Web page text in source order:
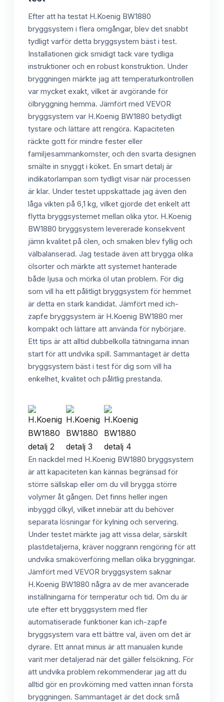
Efter att ha testat H.Koenig BW1880
bryggsystem i flera omgångar, blev det snabbt
tydligt varför detta bryggsystem bäst i test.
Installationen gick smidigt tack vare tydliga
instruktioner och en robust konstruktion. Under
bryggningen märkte jag att temperaturkontrollen
var mycket exakt, vilket är avgörande för
ölbryggning hemma. Jämfört med VEVOR
bryggsystem var H.Koenig BW1880 betydligt
tystare och lättare att rengöra. Kapaciteten
räckte gott för mindre fester eller
familjesammankomster, och den svarta designen
smälte in snyggt i köket. En smart detalj är
indikatorlampan som tydligt visar när processen
är klar. Under testet uppskattade jag även den
låga vikten på 6,1 kg, vilket gjorde det enkelt att
flytta bryggsystemet mellan olika ytor. H.Koenig
BW1880 bryggsystem levererade konsekvent
jämn kvalitet på ölen, och smaken blev fyllig och
välbalanserad. Jag testade även att brygga olika
ölsorter och märkte att systemet hanterade
både ljusa och mörka öl utan problem. För dig
som vill ha ett pålitligt bryggsystem för hemmet
är detta en stark kandidat. Jämfört med ich-
zapfe bryggsystem är H.Koenig BW1880 mer
kompakt och lättare att använda för nybörjare.
Ett tips är att alltid dubbelkolla tätningarna innan
start för att undvika spill. Sammantaget är detta
bryggsystem bäst i test för dig som vill ha
enkelhet, kvalitet och pålitlig prestanda.
En nackdel med H.Koenig BW1880 bryggsystem
är att kapaciteten kan kännas begränsad för
större sällskap eller om du vill brygga större
volymer åt gången. Det finns heller ingen
inbyggd ölkyl, vilket innebär att du behöver
separata lösningar för kylning och servering.
Under testet märkte jag att vissa delar, särskilt
plastdetaljerna, kräver noggrann rengöring för att
undvika smaköverföring mellan olika bryggningar.
Jämfört med VEVOR bryggsystem saknar
H.Koenig BW1880 några av de mer avancerade
inställningarna för temperatur och tid. Om du är
ute efter ett bryggsystem med fler
automatiserade funktioner kan ich-zapfe
bryggsystem vara ett bättre val, även om det är
dyrare. Ett annat minus är att manualen kunde
varit mer detaljerad när det gäller felsökning. För
att undvika problem rekommenderar jag att du
alltid gör en provkörning med vatten innan första
bryggningen. Sammantaget är det dock små